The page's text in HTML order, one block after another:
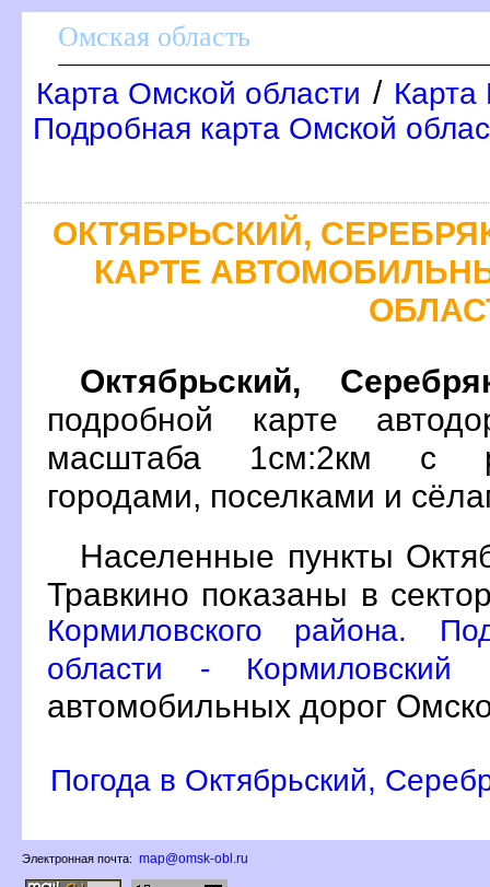
Омская область
Карта Омской области / Карта
Подробная карта Омской
ОКТЯБРЬСКИЙ,
КАРТЕ
Октябрьский,
подробной карте
масштаба 1см:2км с
ородами, поселками и
Населенные пункты
Травкино показаны в
Кормиловского района.
области -
автомобильных дорог
Погода в Октябрьский,
Электронная почта: map@omsk-obl.ru